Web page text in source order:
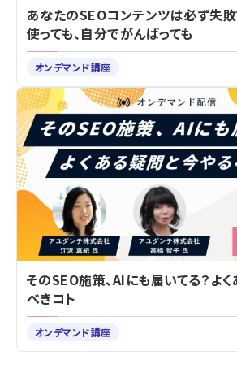
あなたのSEOコンテンツは必ず失
使っても、自分でがんばっても
オンデマンド講座
そのSEO施策、AIにも届いてる？よ
べきコト
オンデマンド講座